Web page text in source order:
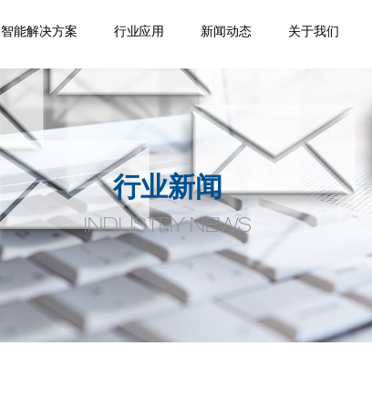
焊缝跟踪器
专机焊缝跟踪系统
机器人焊缝跟踪系
统
激光位移传感器
点式位移传感器
线式位移传感器
轮廓测量系统
焊缝扫描系统
焊缝寻位系统
焊接相机
空间定位系统
机器视觉
通用外围设备
监控盒
智能解决方案 行业应用 新闻动态
企业新闻
行业动态
关于我们
行业新闻
INDUSTRY NEWS